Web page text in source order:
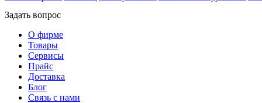
Задать вопрос
О фирме
Товары
Сервисы
Прайс
Доставка
Блог
Связь с нами